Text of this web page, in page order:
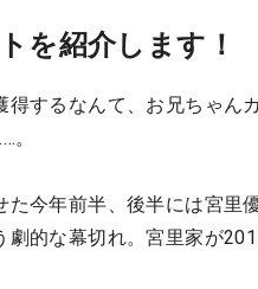
を紹介します！
得するなんて、お兄ちゃん
。
た今年前半、後半には宮里
的な幕切れ。宮里家が